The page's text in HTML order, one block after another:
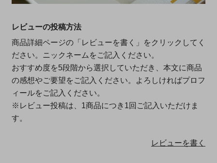
レビューの投稿方法
商品詳細ページの「レビューを書く」をクリックしてく
ださい。ニックネームをご記入ください。
おすすめ度を5段階から選択していただき、本文に商品
の感想やご要望をご記入ください。よろしければプロフ
ィールをご記入ください。
※レビュー投稿は、1商品につき1回ご記入いただけま
す。
レビューを書く